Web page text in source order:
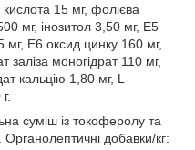
15 мг, фолієва
мг, інозитол 3,50 мг, Е5
Е6 оксид цинку 160 мг,
моногідрат 110 мг,
кальцію 1,80 мг, L-
суміш із токоферолу та
добавки/кг: